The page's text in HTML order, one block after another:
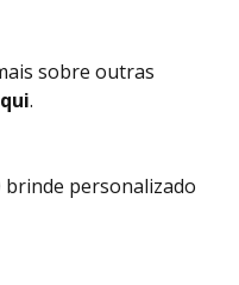
sobre outras
.
brinde personalizado